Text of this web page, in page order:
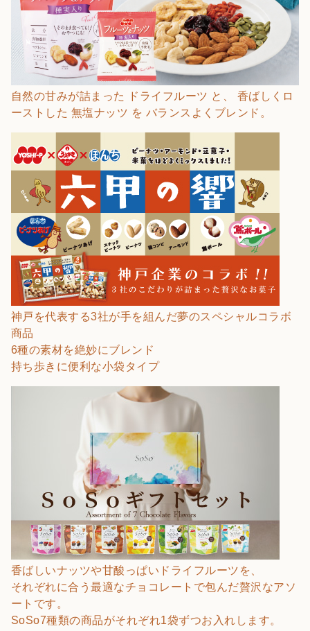
自然の甘みが詰まった ドライフルーツ と、 香ばしくロ
ーストした 無塩ナッツ を バランスよくブレンド。
神戸を代表する3社が手を組んだ夢のスペシャルコラボ
商品
6種の素材を絶妙にブレンド
持ち歩きに便利な小袋タイプ
香ばしいナッツや甘酸っぱいドライフルーツを、
それぞれに合う最適なチョコレートで包んだ贅沢なアソ
ートです。
SoSo7種類の商品がそれぞれ1袋ずつお入れします。